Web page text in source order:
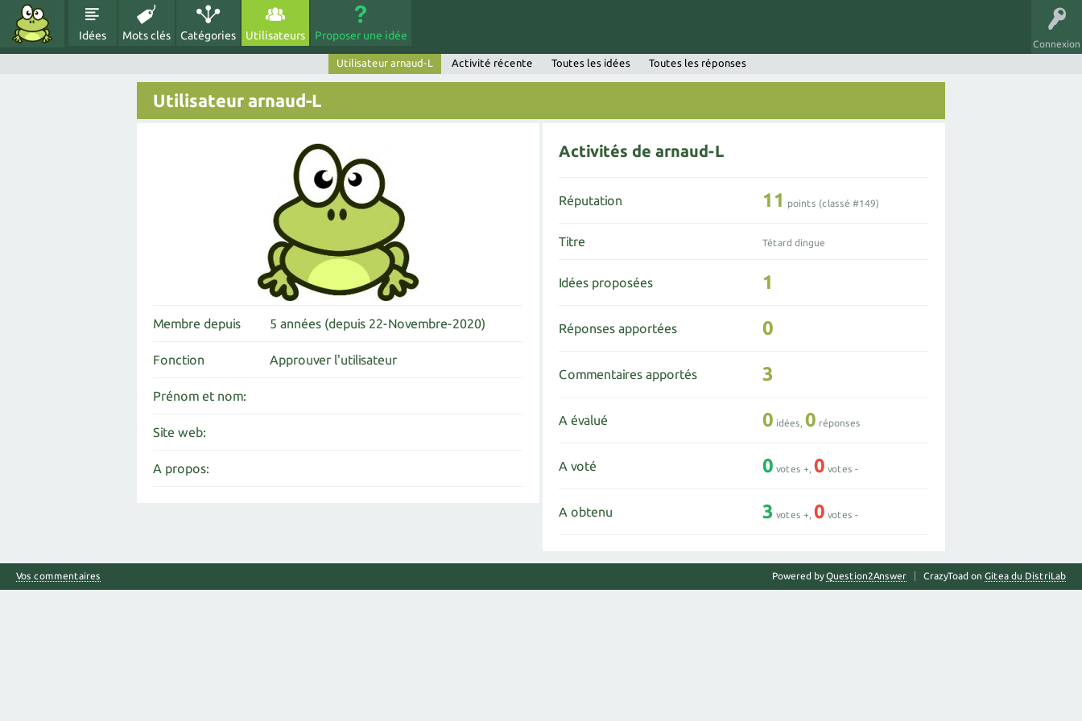
Connexion
Idées Mots clés Catégories Utilisateurs Proposer une idée
Utilisateur arnaud-L Activité récente Toutes les idées Toutes les réponses
Utilisateur arnaud-L
Membre depuis 5 années (depuis 22-Novembre-2020)
Fonction Approuver l'utilisateur
Prénom et nom:
Site web:
A propos:
Activités de arnaud-L
Réputation 11 points (classé #149)
Titre Tétard dingue
Idées proposées 1
Réponses apportées 0
Commentaires apportés 3
A évalué 0 idées,0 réponses
A voté 0 votes +,0 votes -
A obtenu 3 votes +,0 votes -
Vos commentaires CrazyToad on Gitea du DistriLab
Powered byQuestion2Answer